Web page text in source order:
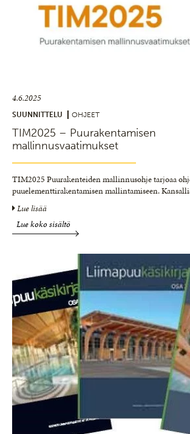
4.6.2025
SUUNNITTELU OHJEET
TIM2025 – Puurakentamisen
mallinnusvaatimukset
TIM2025 Puurakenteiden mallinnusohje tarjoaa
puuelementtirakentamisen mallintamiseen.
Lue lisää
Lue koko sisältö